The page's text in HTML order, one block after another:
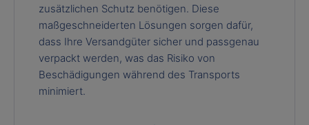
zusätzlichen Schutz benötigen. Diese
maßgeschneiderten Lösungen sorgen dafür,
dass Ihre Versandgüter sicher und passgenau
verpackt werden, was das Risiko von
Beschädigungen während des Transports
minimiert.